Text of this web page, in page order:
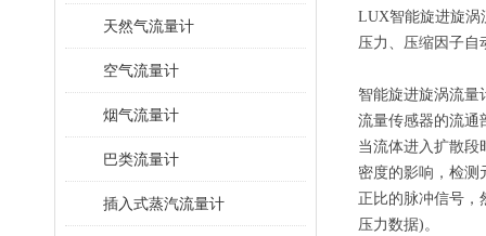
天然气流量计
空气流量计
烟气流量计
巴类流量计
插入式蒸汽流量计
LUX智能旋进旋涡
压力、压缩因子自
智能旋进旋涡流量
流量传感器的流通
当流体进入扩散段
密度的影响，检测
正比的脉冲信号，
压力数据)。